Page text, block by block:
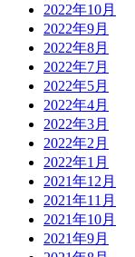
2022年10月
2022年9月
2022年8月
2022年7月
2022年5月
2022年4月
2022年3月
2022年2月
2022年1月
2021年12月
2021年11月
2021年10月
2021年9月